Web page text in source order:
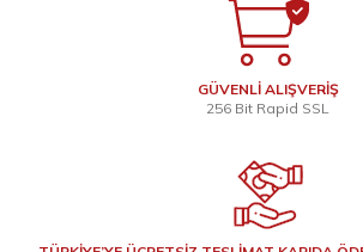
GÜVENLİ ALIŞVERİŞ
256 Bit Rapid SSL